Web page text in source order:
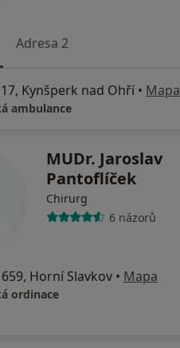
Adresa 2
Kynšperk nad Ohří • Mapa
ambulance
MUDr. Jaroslav
Pantoflíček
Chirurg
6 názorů
Horní Slavkov • Mapa
ordinace